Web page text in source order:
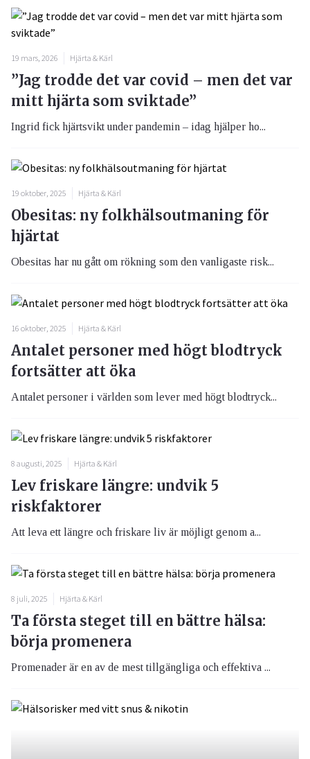
19 mars, 2026 Hjärta & Kärl
”Jag trodde det var covid – men det var
mitt hjärta som sviktade”
Ingrid fick hjärtsvikt under pandemin – idag hjälper ho...
19 oktober, 2025 Hjärta & Kärl
Obesitas: ny folkhälsoutmaning för
hjärtat
Obesitas har nu gått om rökning som den vanligaste risk...
16 oktober, 2025 Hjärta & Kärl
Antalet personer med högt blodtryck
fortsätter att öka
Antalet personer i världen som lever med högt blodtryck...
8 augusti, 2025 Hjärta & Kärl
Lev friskare längre: undvik 5
riskfaktorer
Att leva ett längre och friskare liv är möjligt genom a...
8 juli, 2025 Hjärta & Kärl
Ta första steget till en bättre hälsa:
börja promenera
Promenader är en av de mest tillgängliga och effektiva ...